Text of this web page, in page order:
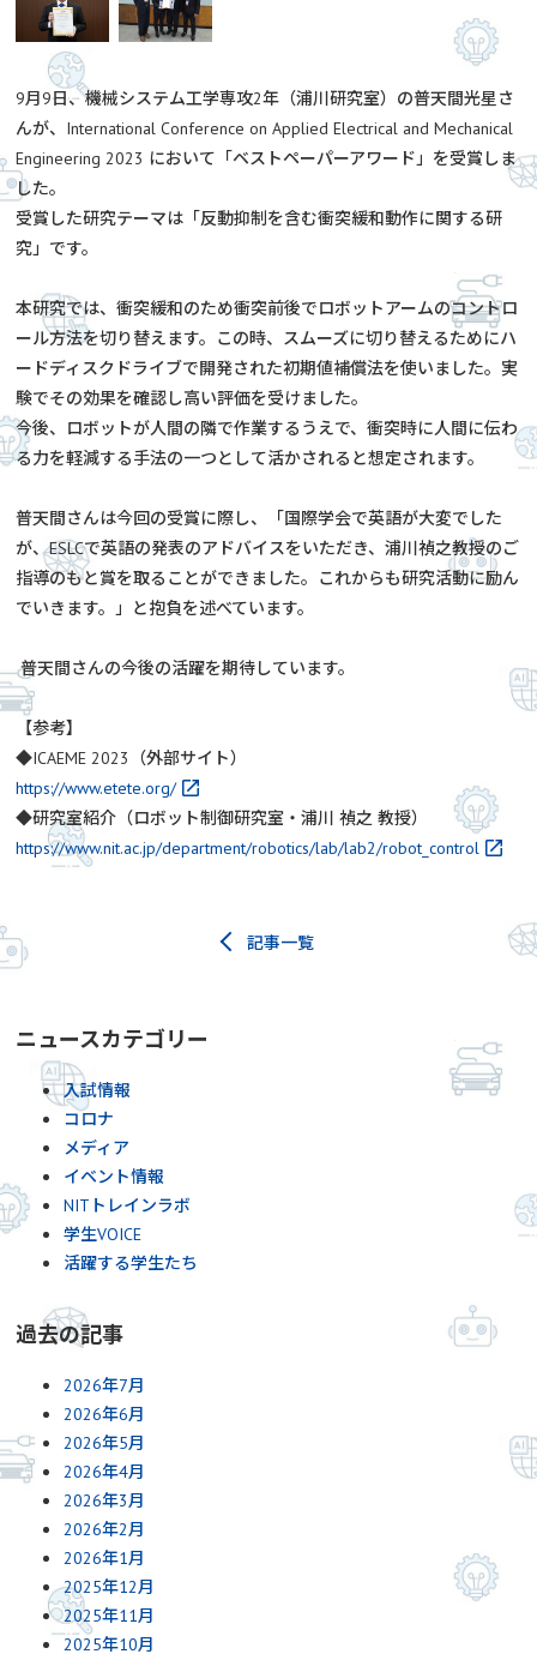
9月9日、機械システム工学専攻2年（浦川研究室）の普天間光星さ
んが、International Conference on Applied Electrical and Mechanical
Engineering 2023 において「ベストペーパーアワード」を受賞しま
した。
受賞した研究テーマは「反動抑制を含む衝突緩和動作に関する研
究」です。
本研究では、衝突緩和のため衝突前後でロボットアームのコントロ
ール方法を切り替えます。この時、スムーズに切り替えるためにハ
ードディスクドライブで開発された初期値補償法を使いました。実
験でその効果を確認し高い評価を受けました。
今後、ロボットが人間の隣で作業するうえで、衝突時に人間に伝わ
る力を軽減する手法の一つとして活かされると想定されます。
普天間さんは今回の受賞に際し、「国際学会で英語が大変でした
が、ESLCで英語の発表のアドバイスをいただき、浦川禎之教授のご
指導のもと賞を取ることができました。これからも研究活動に励ん
でいきます。」と抱負を述べています。
普天間さんの今後の活躍を期待しています。
【参考】
◆ICAEME 2023（外部サイト）
https://www.etete.org/
◆研究室紹介（ロボット制御研究室・浦川 禎之 教授）
https://www.nit.ac.jp/department/robotics/lab/lab2/robot_control
記事一覧
ニュースカテゴリー
入試情報
コロナ
メディア
イベント情報
NITトレインラボ
学生VOICE
活躍する学生たち
過去の記事
2026年7月
2026年6月
2026年5月
2026年4月
2026年3月
2026年2月
2026年1月
2025年12月
2025年11月
2025年10月